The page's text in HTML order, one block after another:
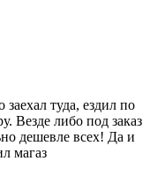
туда, ездил по
Везде либо под заказ
дешевле всех! Да и
магаз